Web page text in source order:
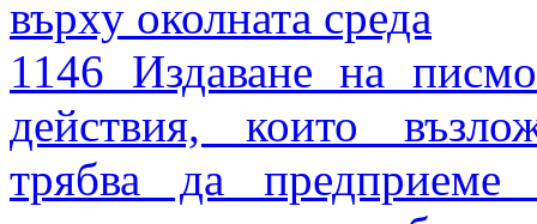
върху околната среда
1146 Издаване на
действия, които
трябва да